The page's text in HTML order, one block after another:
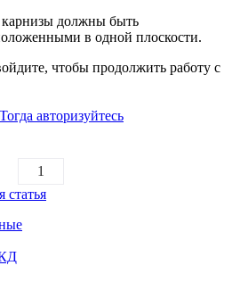
должны быть
в одной плоскости.
чтобы продолжить работу с
Тогда авторизуйтесь
1
статья